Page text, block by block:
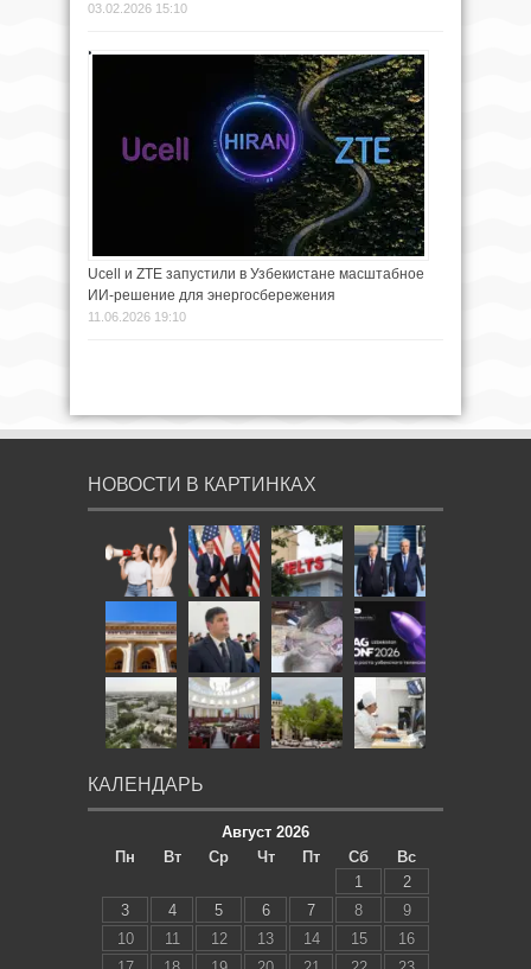
03.02.2026 15:10
Ucell и ZTE запустили в Узбекистане масштабное
ИИ-решение для энергосбережения
11.06.2026 19:10
НОВОСТИ В КАРТИНКАХ
КАЛЕНДАРЬ
Август 2026
Пн
Вт Ср Чт Пт Сб
Вс
1
2
3
4 5 6 7 8
9
10
11 12 13 14 15
16